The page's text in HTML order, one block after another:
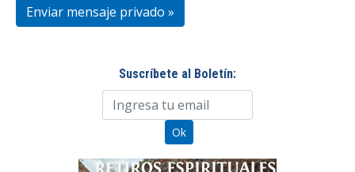
Enviar mensaje privado »
Suscríbete al Boletín: